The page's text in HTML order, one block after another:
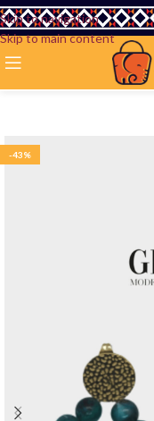
Skip to navigation
Skip to main content
-43%